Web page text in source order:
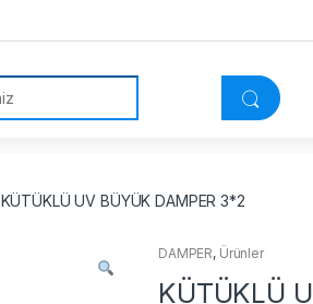
KÜTÜKLÜ UV BÜYÜK DAMPER 3*2
DAMPER, Ürünler
KÜTÜKLÜ